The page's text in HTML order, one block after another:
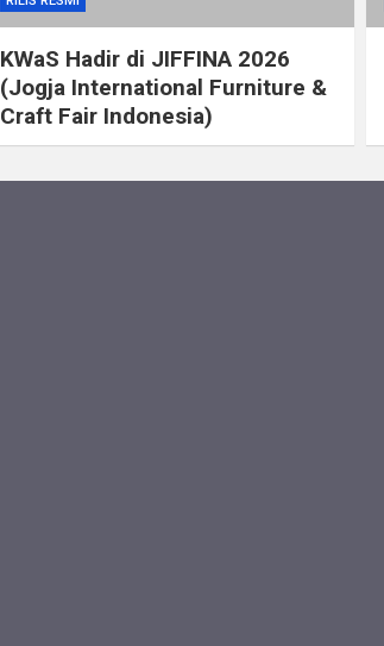
KWaS Hadir di JIFFINA 2026
(Jogja International Furniture &
Craft Fair Indonesia)